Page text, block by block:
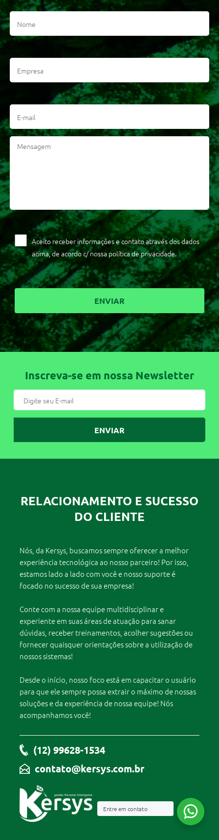
RELACIONAMENTO E SUCESSO
DO CLIENTE
Nós, da Kersys, buscamos sempre oferecer a melhor
experiência tecnológica ao nosso parceiro! Por isso,
estamos lado a lado com você e nosso suporte é
focado no sucesso de sua empresa!
Conte com a nossa equipe multidisciplinar e
experiente em suas áreas de atuação para sanar
dúvidas, receber treinamentos, acolher sugestões ou
fornecer quaisquer orientações sobre a utilização de
nossos sistemas!
Desde o início, nosso foco está em capacitar o usuário
para que ele sempre possa extrair o máximo de nossas
soluções e da experiência de nossa equipe! Nós
acompanhamos você!
(12) 99628-1534
contato@kersys.com.br
Aceito receber informações e contato através dos dados
acima, de acordo c/ nossa política de privacidade.
Inscreva-se em nossa Newsletter
ENVIAR
Entre em contato